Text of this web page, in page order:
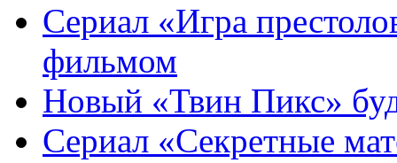
Сериал «Игра
фильмом
Новый «Твин Пикс»
Сериал «Секретные